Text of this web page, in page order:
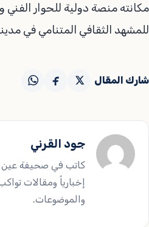
مكانته منصة دولية للحوار الفني
للمشهد الثقافي المتنامي في
شارك المقال
جود القرني
كاتب في صحيفة عين
إخبارياً ومقالات
والموضوعات.